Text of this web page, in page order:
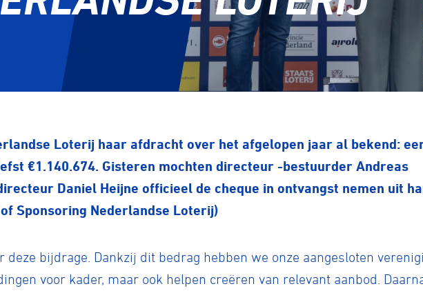
Loterij haar afdracht over het afgelopen jaar al bekend:
€1.140.674. Gisteren mochten directeur -bestuurder Andreas
Daniel Heijne officieel de cheque in ontvangst nemen uit
Sponsoring Nederlandse Loterij)
deze bijdrage. Dankzij dit bedrag hebben we onze aangesloten
voor kader, maar ook helpen creëren van relevant aanbod.